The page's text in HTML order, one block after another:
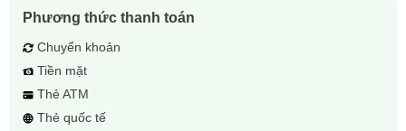
Phương thức thanh toán
Chuyển khoản
Tiền mặt
Thẻ ATM
Thẻ quốc tế